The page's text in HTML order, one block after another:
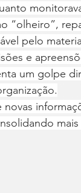
“olheiro”,
pelo
e
um golpe